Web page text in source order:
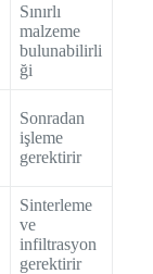
Sınırlı
malzeme
bulunabilirli
ği
Sonradan
işleme
gerektirir
Sinterleme
ve
infiltrasyon
gerektirir